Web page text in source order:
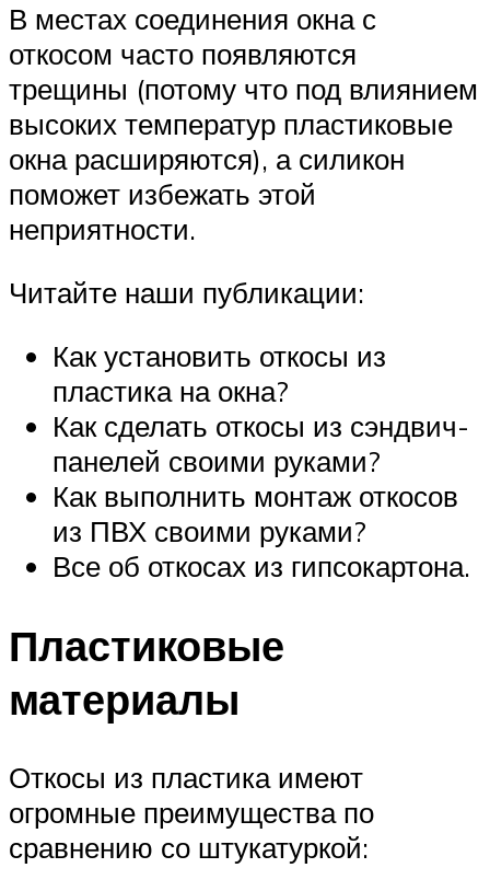
В местах соединения окна с
откосом часто появляются
трещины (потому что под влиянием
высоких температур пластиковые
окна расширяются), а силикон
поможет избежать этой
неприятности.
Читайте наши публикации:
Как установить откосы из
пластика на окна?
Как сделать откосы из сэндвич-
панелей своими руками?
Как выполнить монтаж откосов
из ПВХ своими руками?
Все об откосах из гипсокартона.
Пластиковые
материалы
Откосы из пластика имеют
огромные преимущества по
сравнению со штукатуркой: